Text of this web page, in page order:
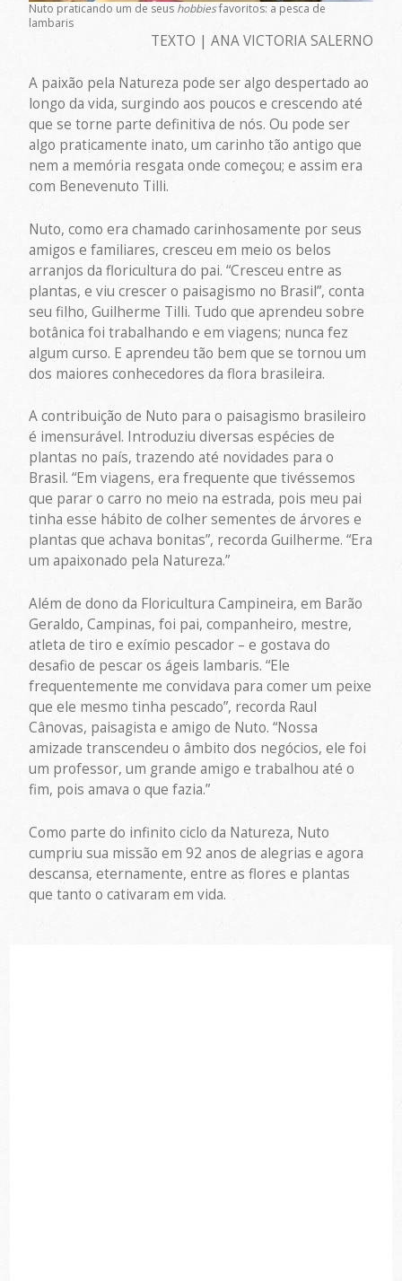
Nuto praticando um de seus hobbiesfavoritos: a pesca de
lambaris
TEXTO | ANA VICTORIA SALERNO
A paixão pela Natureza pode ser algo despertado ao
longo da vida, surgindo aos poucos e crescendo até
que se torne parte definitiva de nós. Ou pode ser
algo praticamente inato, um carinho tão antigo que
nem a memória resgata onde começou; e assim era
com Benevenuto Tilli.
Nuto, como era chamado carinhosamente por seus
amigos e familiares, cresceu em meio os belos
arranjos da floricultura do pai. “Cresceu entre as
plantas, e viu crescer o paisagismo no Brasil”, conta
seu filho, Guilherme Tilli. Tudo que aprendeu sobre
botânica foi trabalhando e em viagens; nunca fez
algum curso. E aprendeu tão bem que se tornou um
dos maiores conhecedores da flora brasileira.
A contribuição de Nuto para o paisagismo brasileiro
é imensurável. Introduziu diversas espécies de
plantas no país, trazendo até novidades para o
Brasil. “Em viagens, era frequente que tivéssemos
que parar o carro no meio na estrada, pois meu pai
tinha esse hábito de colher sementes de árvores e
plantas que achava bonitas”, recorda Guilherme. “Era
um apaixonado pela Natureza.”
Além de dono da Floricultura Campineira, em Barão
Geraldo, Campinas, foi pai, companheiro, mestre,
atleta de tiro e exímio pescador – e gostava do
desafio de pescar os ágeis lambaris. “Ele
frequentemente me convidava para comer um peixe
que ele mesmo tinha pescado”, recorda Raul
Cânovas, paisagista e amigo de Nuto. “Nossa
amizade transcendeu o âmbito dos negócios, ele foi
um professor, um grande amigo e trabalhou até o
fim, pois amava o que fazia.”
Como parte do infinito ciclo da Natureza, Nuto
cumpriu sua missão em 92 anos de alegrias e agora
descansa, eternamente, entre as flores e plantas
que tanto o cativaram em vida.